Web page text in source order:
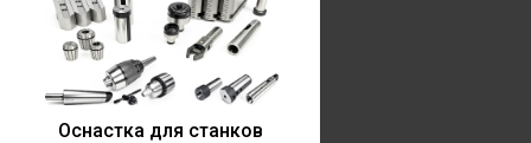
Оснастка для станков